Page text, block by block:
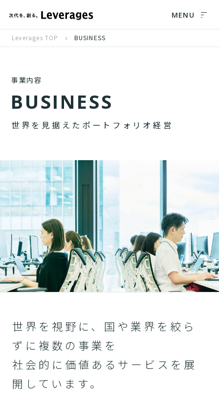
MENU
Leverages TOP BUSINESS
事業内容
BUSINESS
世 界 を 見 据 え た ポ ー ト フ ォ リ オ 経 営
世界を視野に、国や業界を絞ら
ずに複数の事業を
社会的に価値あるサービスを展
開しています。